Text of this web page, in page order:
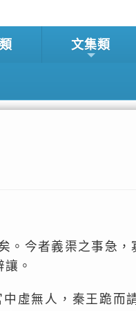
文集類
。今者義渠之事急
。
虛無人，秦王跪而